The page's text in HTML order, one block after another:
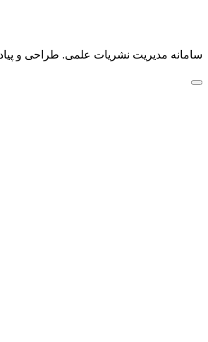
سامانه مدیریت نشریات علمی. طراحی و